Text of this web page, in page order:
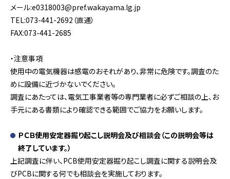
メール:e0318003@pref.wakayama.lg.jp
TEL:073-441-2692（直通）
FAX:073-441-2685
・注意事項
使用中の電気機器は感電のおそれがあり、非常に危険です。調査のた
めに設備に近づかないでください。
調査にあたっては、電気工事業者等の専門業者に必ずご相談の上、お
手元にある書類により確認できる範囲でご協力をお願いします。
ＰＣＢ使用安定器掘り起こし説明会及び相談会（この説明会等は
終了しています。）
上記調査に伴い、PCB使用安定器掘り起こし調査に関する説明会及
びPCBに関する何でも相談会を実施しております。